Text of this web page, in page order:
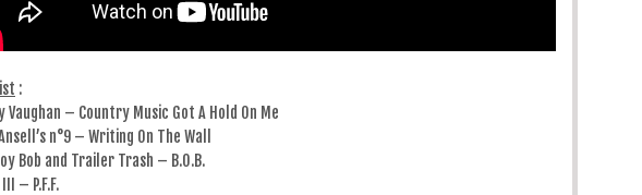
:
Vaughan – Country Music Got A Hold On Me
n°9 – Writing On The Wall
Bob and Trailer Trash – B.O.B.
– P.F.F.